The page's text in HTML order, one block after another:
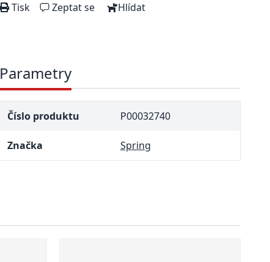
Tisk Zeptat se Hlídat
Parametry
Číslo produktu P00032740
Značka Spring